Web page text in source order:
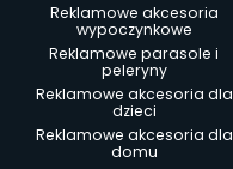
Reklamowe akcesoria
wypoczynkowe
Reklamowe parasole i
peleryny
Reklamowe akcesoria dla
dzieci
Reklamowe akcesoria dla
domu